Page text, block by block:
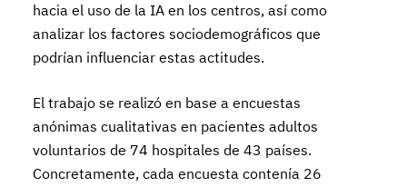
hacia el uso de la IA en los centros, así como
analizar los factores sociodemográficos que
podrían influenciar estas actitudes.
El trabajo se realizó en base a encuestas
anónimas cualitativas en pacientes adultos
voluntarios de 74 hospitales de 43 países.
Concretamente, cada encuesta contenía 26